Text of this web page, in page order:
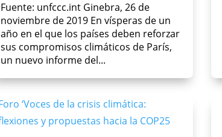
Fuente: unfccc.int Ginebra, 26 de
noviembre de 2019 En vísperas de un
año en el que los países deben reforzar
sus compromisos climáticos de París,
un nuevo informe del...